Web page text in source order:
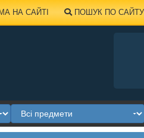
НА САЙТІ ПОШУК ПО САЙТУ